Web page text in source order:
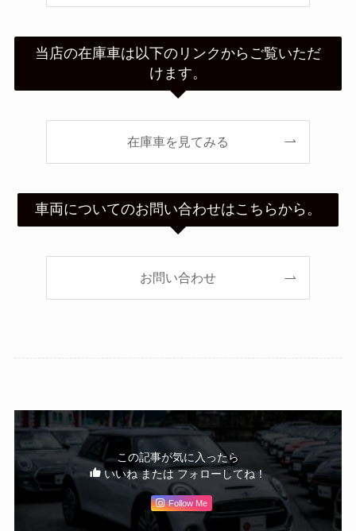
当店の在庫車は以下のリンクからご覧いただ
けます。
在庫車を見てみる
車両についてのお問い合わせはこちらから。
お問い合わせ
この記事が気に入ったら
いいね または フォローしてね！
Follow Me